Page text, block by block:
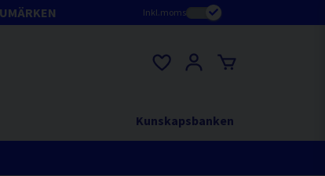
Inkl.moms
Kunskapsbanken